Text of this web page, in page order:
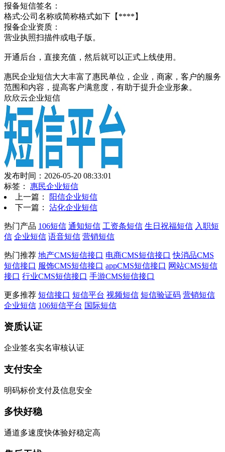
报备短信签名：
格式:公司名称或简称格式如下【****】
报备企业资质：
营业执照扫描件或电子版。
开通后台，直接充值，然后就可以正式上线使用。
惠民企业短信大大丰富了惠民单位，企业，商家，客户的服务
范围和内容，提高客户满意度，有助于提升企业形象。
欣欣云企业短信
发布时间：2026-05-20 08:33:01
标签： 惠民企业短信
上一篇：
阳信企业短信
下一篇： 沾化企业短信
热门产品 106短信 通知短信 工资条短信 生日祝福短信 入职短
信 企业短信 语音短信 营销短信
热门推荐 地产CMS短信接口 电商CMS短信接口 快消品CMS
短信接口 服饰CMS短信接口 appCMS短信接口 网站CMS短信
接口 行业CMS短信接口 手游CMS短信接口
更多推荐 短信接口 短信平台 视频短信 短信验证码 营销短信
企业短信 106短信平台 国际短信
资质认证
企业签名实名审核认证
支付安全
明码标价支付及信息安全
多快好稳
通道多速度快体验好稳定高